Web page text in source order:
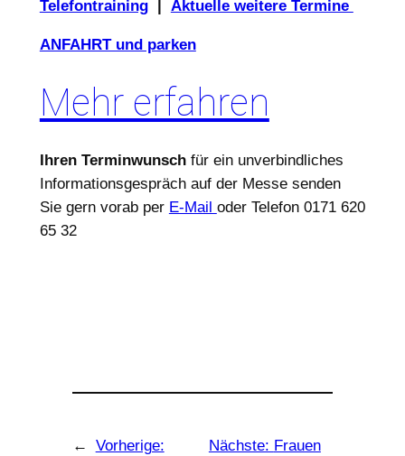
Telefontraining| Aktuelle weitere Termine
ANFAHRT und parken
Mehr erfahren
Ihren Terminwunschfür ein unverbindliches
Informationsgespräch auf der Messe senden
Sie gern vorab per E-Mail oder Telefon 0171 620
65 32
←
Vorherige:
Nächste: Frauen